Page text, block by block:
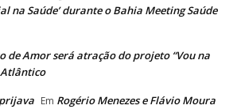
na Saúde’ durante o Bahia Meeting Saúde
de Amor será atração do projeto “Vou na
Atlântico
Em Rogério Menezes e Flávio Moura